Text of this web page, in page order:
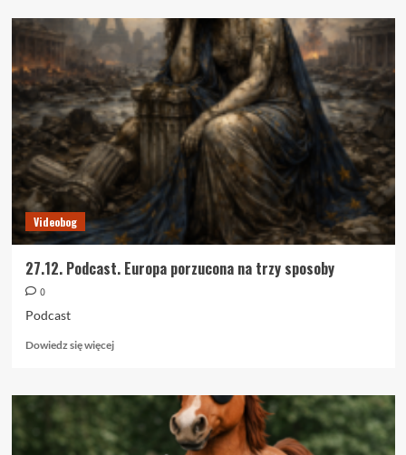
o
27.12.
Europa
porzucona
na
trzy
sposoby
Videobog
27.12. Podcast. Europa porzucona na trzy sposoby
0
Podcast
Dowiedz się więcejDowiedz
o
Europa